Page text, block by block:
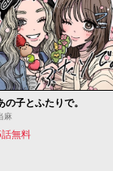
の子とふたりで。
麻
無料